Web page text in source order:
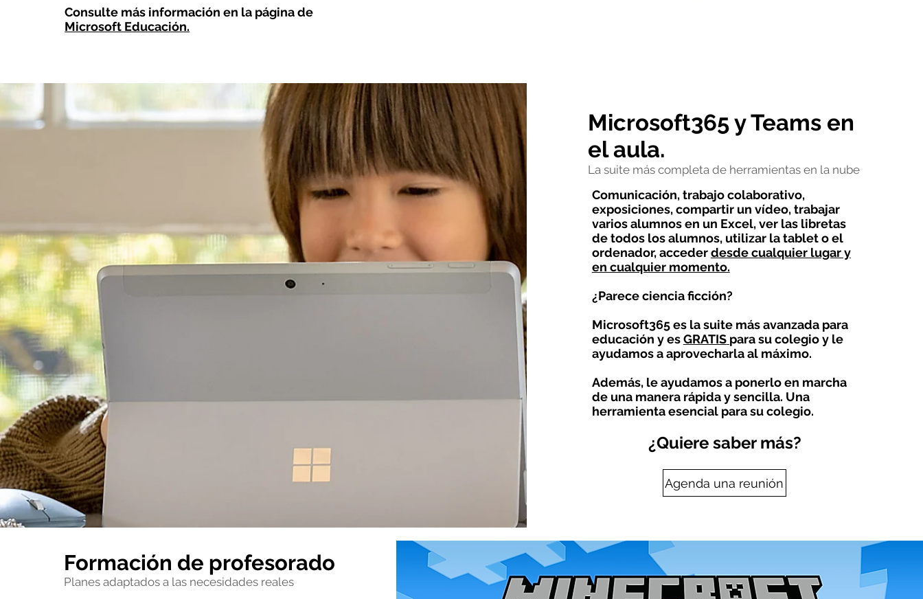
Consulte más información en la página de
Microsoft Educación.
Microsoft365 y Teams en
el aula.
La suite más completa de herramientas en la nube
Comunicación, trabajo colaborativo,
exposiciones, compartir un vídeo, trabajar
varios alumnos en un Excel, ver las libretas
de todos los alumnos, utilizar la tablet o el
ordenador, accederdesde cualquier lugar y
en cualquier momento.
¿Parece ciencia ficción?
Microsoft365 es la suite más avanzada para
educación y esGRATIS para su colegio y le
ayudamos a aprovecharla al máximo.
Además, le ayudamos a ponerlo en marcha
de una manera rápida y sencilla. Una
herramienta esencial para su colegio.
¿Quiere saber más?
Agenda una reunión
Formación de profesorado
Planes adaptados a las necesidades reales